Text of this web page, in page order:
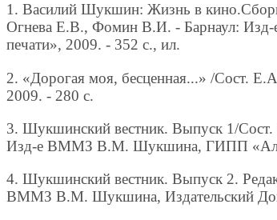
1. Василий Шукшин: Жизнь в
Огнева Е.В., Фомин В.И. - Барнаул:
печати», 2009. - 352 с., ил.
2. «Дорогая моя, бесценная...» /Сост.
2009. - 280 с.
3. Шукшинский вестник. Выпуск 1/
Изд-е ВММЗ В.М. Шукшина, ГИПП
4. Шукшинский вестник. Выпуск 2.
ВММЗ В.М. Шукшина, Издательский